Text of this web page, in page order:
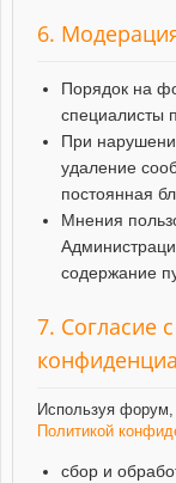
6.
Порядок на
специалисты
При
удаление
постоянная
Мнения
содержание
7. Согласие
Используя
Политикой
сбор и